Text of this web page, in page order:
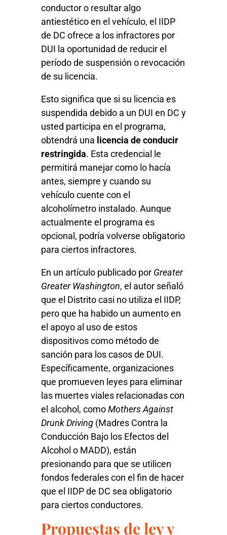
conductor o resultar algo
antiestético en el vehículo, el IIDP
de DC ofrece a los infractores por
DUI la oportunidad de reducir el
período de suspensión o revocación
de su licencia.
Esto significa que si su licencia es
suspendida debido a un DUI en DC y
usted participa en el programa,
obtendrá una licencia de conducir
restringida. Esta credencial le
permitirá manejar como lo hacía
antes, siempre y cuando su
vehículo cuente con el
alcoholímetro instalado. Aunque
actualmente el programa es
opcional, podría volverse obligatorio
para ciertos infractores.
En un artículo publicado por Greater
Greater Washington, el autor señaló
que el Distrito casi no utiliza el IIDP,
pero que ha habido un aumento en
el apoyo al uso de estos
dispositivos como método de
sanción para los casos de DUI.
Específicamente, organizaciones
que promueven leyes para eliminar
las muertes viales relacionadas con
el alcohol, comoMothers Against
Drunk Driving(Madres Contra la
Conducción Bajo los Efectos del
Alcohol o MADD), están
presionando para que se utilicen
fondos federales con el fin de hacer
que el IIDP de DC sea obligatorio
para ciertos conductores.
Propuestas de ley y